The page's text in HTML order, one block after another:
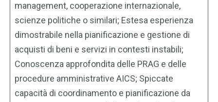
management, cooperazione internazionale,
scienze politiche o similari; Estesa esperienza
dimostrabile nella pianificazione e gestione di
acquisti di beni e servizi in contesti instabili;
Conoscenza approfondita delle PRAG e delle
procedure amministrative AICS; Spiccate
capacità di coordinamento e pianificazione da